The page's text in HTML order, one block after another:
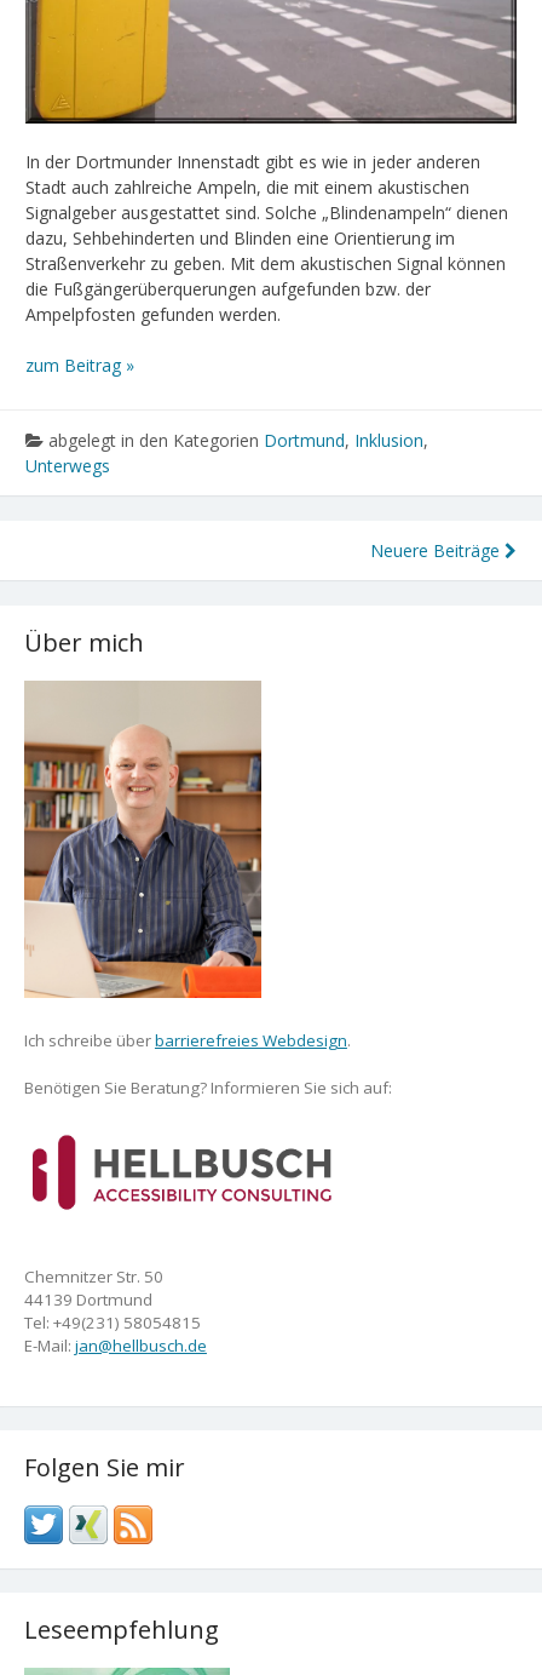
In der Dortmunder Innenstadt gibt es wie in jeder anderen
Stadt auch zahlreiche Ampeln, die mit einem akustischen
Signalgeber ausgestattet sind. Solche „Blindenampeln“ dienen
dazu, Sehbehinderten und Blinden eine Orientierung im
Straßenverkehr zu geben. Mit dem akustischen Signal können
die Fußgängerüberquerungen aufgefunden bzw. der
Ampelpfosten gefunden werden.
zum Beitrag »
abgelegt in den Kategorien Dortmund, Inklusion,
Unterwegs
Neuere Beiträge
Über mich
Ich schreibe überbarrierefreies Webdesign.
Benötigen Sie Beratung? Informieren Sie sich auf:
Chemnitzer Str. 50
44139 Dortmund
Tel: +49(231) 58054815
E-Mail: jan@hellbusch.de
Folgen Sie mir
Leseempfehlung